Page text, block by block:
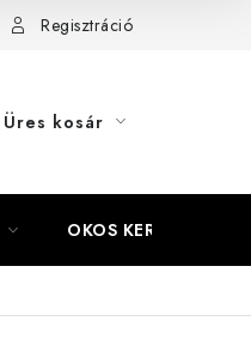
Regisztráció
Üres kosár
OKOS KERT